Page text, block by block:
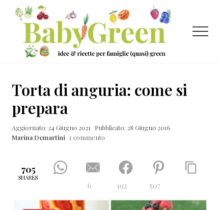
Menu
Passa
contenuto
principale
Passa
laterale
primaria
Passa
ricette
per
famiglie
Menu
Torta di anguria: come si
prepara
Aggiornato: 24 Giugno 2021
Pubblicato: 28 Giugno 2016
Marina Demartini 1 commento
705
SHARES
6 192 507